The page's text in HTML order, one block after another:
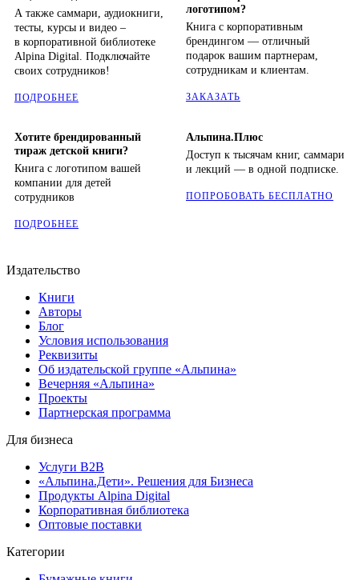
А также саммари, аудиокниги,
тесты, курсы и видео –
в корпоративной библиотеке
Alpina Digital. Подключайте
своих сотрудников!
ПОДРОБНЕЕ
логотипом?
Книга с корпоративным
брендингом — отличный
подарок вашим партнерам,
сотрудникам и клиентам.
ЗАКАЗАТЬ
Хотите брендированный
тираж детской книги?
Книга с логотипом вашей
компании для детей
сотрудников
ПОДРОБНЕЕ
Альпина.Плюс
Доступ к тысячам книг, саммари
и лекций — в одной подписке.
ПОПРОБОВАТЬ БЕСПЛАТНО
Издательство
Книги
Авторы
Блог
Условия использования
Реквизиты
Об издательской группе «Альпина»
Вечерняя «Альпина»
Проекты
Партнерская программа
Для бизнеса
Услуги B2B
«Альпина.Дети». Решения для Бизнеса
Продукты Alpina Digital
Корпоративная библиотека
Оптовые поставки
Категории